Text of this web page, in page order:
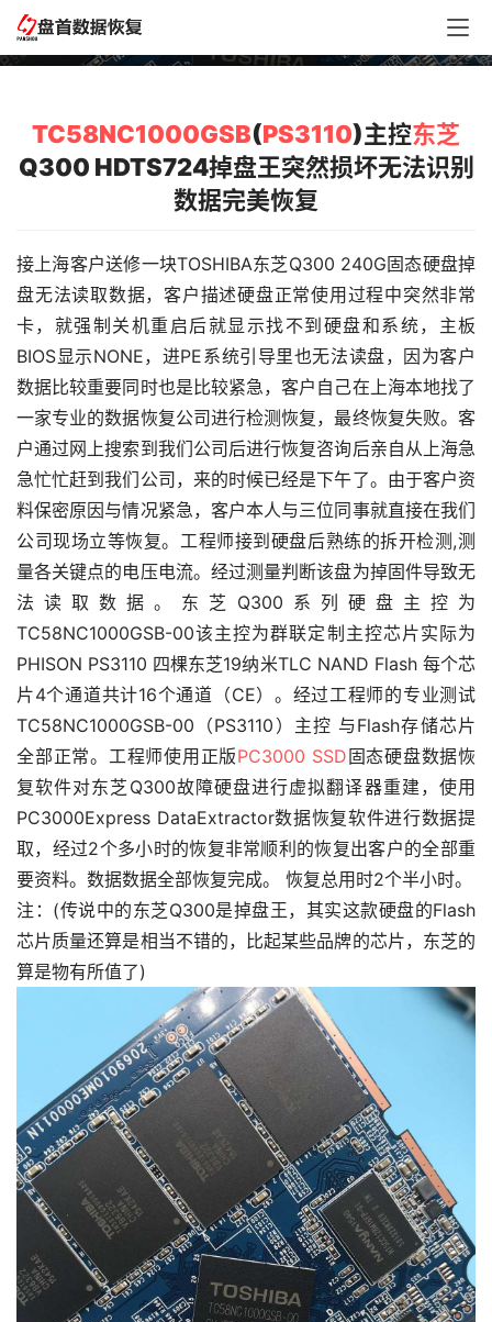
复
TC58NC1000GSB(PS3110)主控东芝
Q300 HDTS724掉盘王突然损坏无法识别
数据完美恢复
接上海客户送修一块TOSHIBA东芝Q300 240G固态硬盘掉
盘无法读取数据，客户描述硬盘正常使用过程中突然非常
卡，就强制关机重启后就显示找不到硬盘和系统，主板
BIOS显示NONE，进PE系统引导里也无法读盘，因为客户
数据比较重要同时也是比较紧急，客户自己在上海本地找了
一家专业的数据恢复公司进行检测恢复，最终恢复失败。客
户通过网上搜索到我们公司后进行恢复咨询后亲自从上海急
急忙忙赶到我们公司，来的时候已经是下午了。由于客户资
料保密原因与情况紧急，客户本人与三位同事就直接在我们
公司现场立等恢复。工程师接到硬盘后熟练的拆开检测,测
量各关键点的电压电流。经过测量判断该盘为掉固件导致无
法读取数据。东芝Q300系列硬盘主控为
TC58NC1000GSB-00该主控为群联定制主控芯片实际为
PHISON PS3110 四棵东芝19纳米TLC NAND Flash 每个芯
片4个通道共计16个通道（CE）。经过工程师的专业测试
TC58NC1000GSB-00（PS3110）主控 与Flash存储芯片
全部正常。工程师使用正版PC3000 SSD 固态硬盘数据恢
复软件对东芝Q300故障硬盘进行虚拟翻译器重建，使用
PC3000Express DataExtractor数据恢复软件进行数据提
取，经过2个多小时的恢复非常顺利的恢复出客户的全部重
要资料。数据数据全部恢复完成。 恢复总用时2个半小时。
注：(传说中的东芝Q300是掉盘王，其实这款硬盘的Flash
芯片质量还算是相当不错的，比起某些品牌的芯片，东芝的
算是物有所值了)